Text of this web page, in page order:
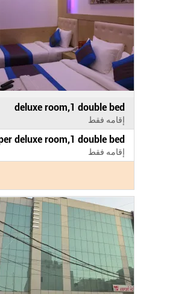
deluxe room,1 double bed
إقامه فقط
الدفع
الفندق
deluxe room,1 double bed
إقامه فقط
الدفع
الفندق